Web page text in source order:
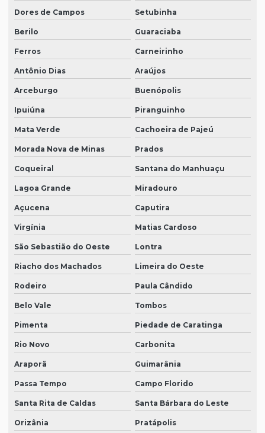
Dores de Campos Setubinha
Berilo Guaraciaba
Ferros Carneirinho
Antônio Dias Araújos
Arceburgo Buenópolis
Ipuiúna Piranguinho
Mata Verde Cachoeira de Pajeú
Morada Nova de Minas Prados
Coqueiral Santana do Manhuaçu
Lagoa Grande Miradouro
Açucena Caputira
Virgínia Matias Cardoso
São Sebastião do Oeste Lontra
Riacho dos Machados Limeira do Oeste
Rodeiro Paula Cândido
Belo Vale Tombos
Pimenta Piedade de Caratinga
Rio Novo Carbonita
Araporã Guimarânia
Passa Tempo Campo Florido
Santa Rita de Caldas Santa Bárbara do Leste
Orizânia Pratápolis